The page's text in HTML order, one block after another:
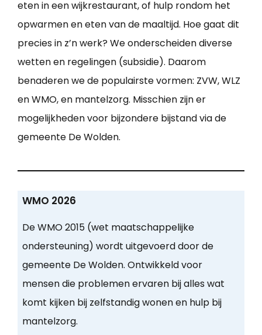
eten in een wijkrestaurant, of hulp rondom het
opwarmen en eten van de maaltijd. Hoe gaat dit
precies in z’n werk? We onderscheiden diverse
wetten en regelingen (subsidie). Daarom
benaderen we de populairste vormen: ZVW, WLZ
en WMO, en mantelzorg. Misschien zijn er
mogelijkheden voor bijzondere bijstand via de
gemeente De Wolden.
WMO 2026
De WMO 2015 (wet maatschappelijke
ondersteuning) wordt uitgevoerd door de
gemeente De Wolden. Ontwikkeld voor
mensen die problemen ervaren bij alles wat
komt kijken bij zelfstandig wonen en hulp bij
mantelzorg.